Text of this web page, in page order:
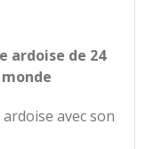
ardoise de 24
avec son